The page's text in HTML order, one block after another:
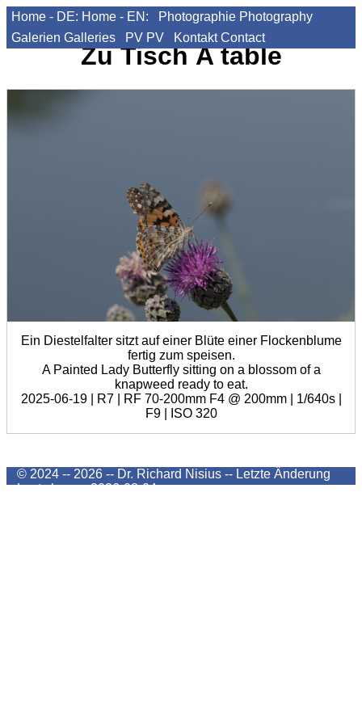
Home - DE: Home - EN: Photographie Photography
Galerien Galleries PV PV Kontakt Contact
Zu TischA table
Ein Diestelfalter sitzt auf einer Blüte einer Flockenblume
fertig zum speisen.
A Painted Lady Butterfly sitting on a blossom of a
knapweed ready to eat.
2025-06-19 | R7 | RF 70-200mm F4 @ 200mm | 1/640s |
F9 | ISO 320
© 2024 -- 2026 -- Dr. Richard Nisius -- Letzte Änderung
Last change2026-08-04